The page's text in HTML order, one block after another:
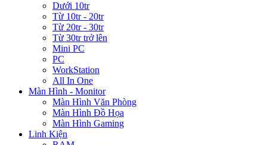
Dưới 10tr
Từ 10tr - 20tr
Từ 20tr - 30tr
Từ 30tr trở lên
Mini PC
PC
WorkStation
All In One
Màn Hình - Monitor
Màn Hình Văn Phòng
Màn Hình Đồ Họa
Màn Hình Gaming
Linh Kiện